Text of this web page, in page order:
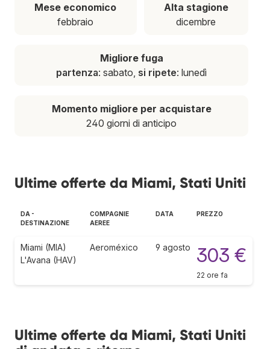
Mese economico
febbraio
Alta stagione
dicembre
Migliore fuga
partenza: sabato, si ripete: lunedì
Momento migliore per acquistare
240 giorni di anticipo
Ultime offerte da Miami, Stati Uniti
DA -
DESTINAZIONE
COMPAGNIE
AEREE
DATA PREZZO
Miami (MIA)
L'Avana (HAV)
Aeroméxico 9 agosto 303 €
22 ore fa
Ultime offerte da Miami, Stati Uniti